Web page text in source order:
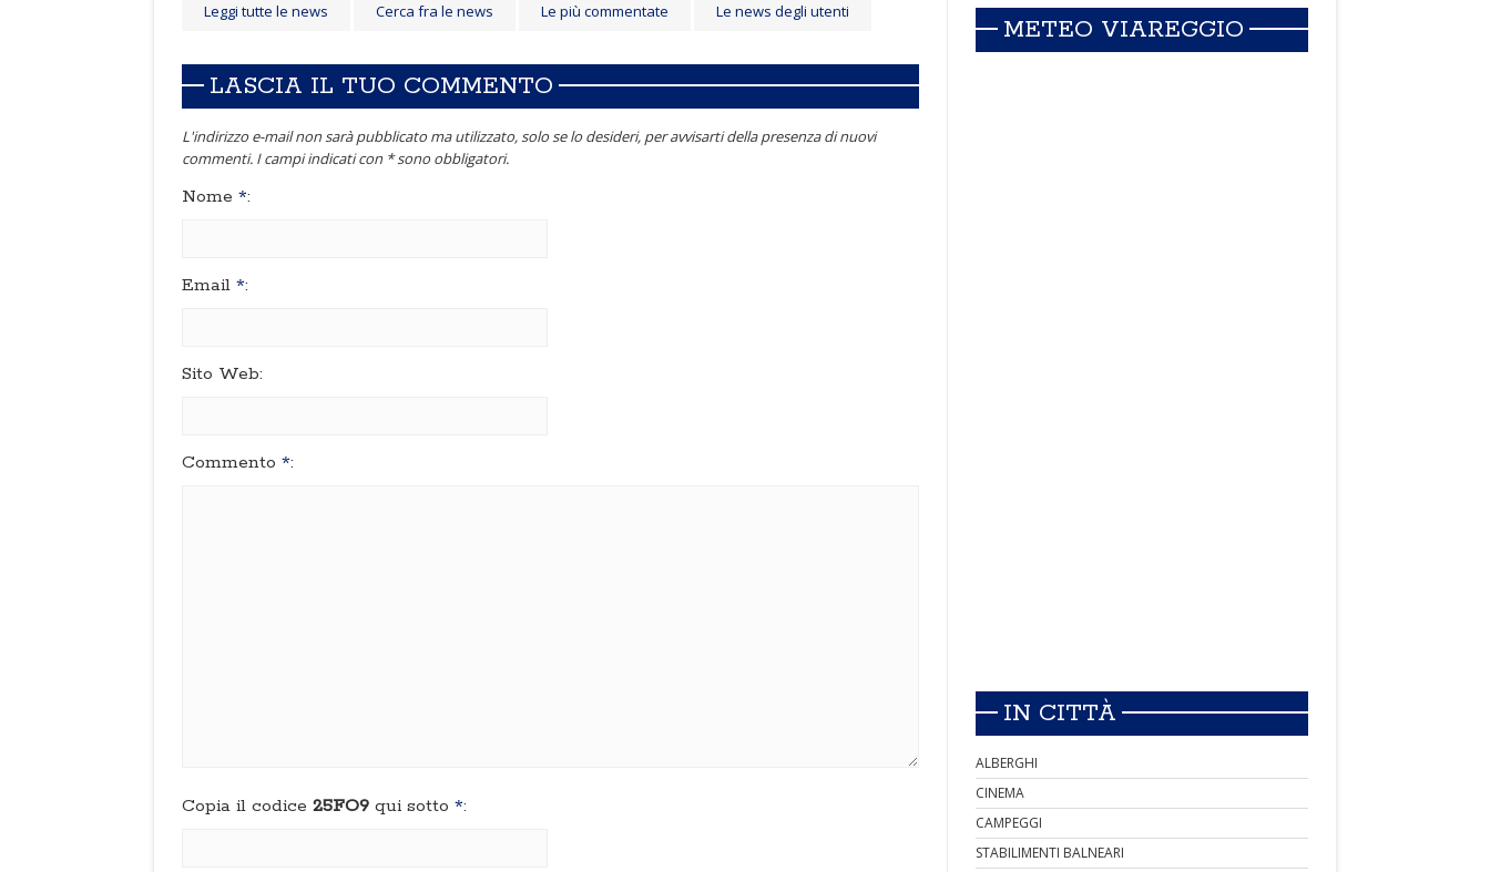
Leggi tutte le news Cerca fra le news Le più commentate Le news degli utenti
LASCIA IL TUO COMMENTO
L'indirizzo e-mail non sarà pubblicato ma utilizzato, solo se lo desideri, per avvisarti della presenza di nuovi
commenti. I campi indicati con * sono obbligatori.
Nome *:
Email *:
Sito Web:
Commento *:
Copia il codice 25FO9 qui sotto *:
METEO VIAREGGIO
IN CITTÀ
ALBERGHI
CINEMA
CAMPEGGI
STABILIMENTI BALNEARI